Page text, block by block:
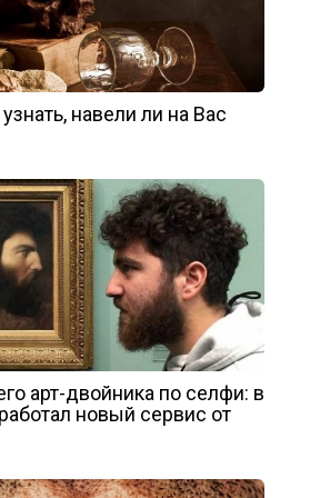
навели ли на Вас
арт-двойника по селфи: в
новый сервис от